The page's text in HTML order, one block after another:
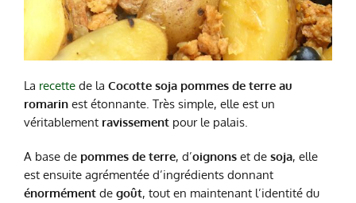
La recette de la Cocotte soja pommes de terre au
romarin est étonnante. Très simple, elle est un
véritablement ravissement pour le palais.
A base de pommes de terre, d’oignons et de soja, elle
est ensuite agrémentée d’ingrédients donnant
énormément de goût, tout en maintenant l’identité du